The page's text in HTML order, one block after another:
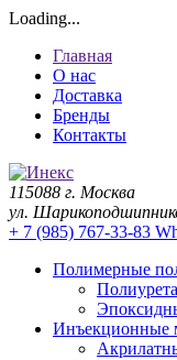
Loading...
Главная
О нас
Доставка
Бренды
Контакты
115088 г. Москва
ул.
+ 7 (985) 767-33-83
Полимерные
Инъекционные